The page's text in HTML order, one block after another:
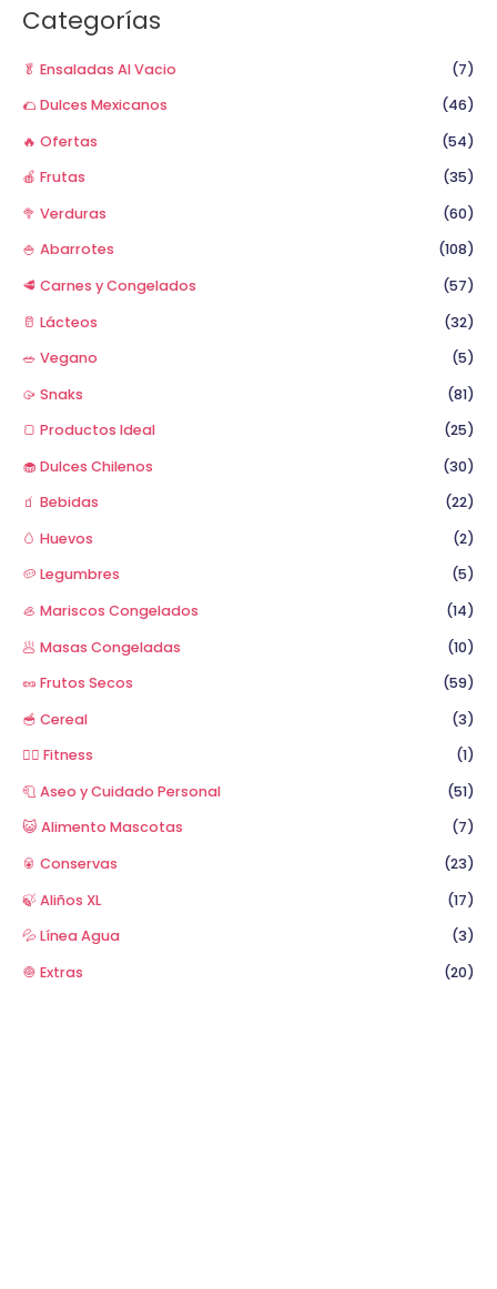
a
p
Categorías
🥬 Ensaladas Al Vacio
(7)
🌮 Dulces Mexicanos
(46)
🔥 Ofertas
(54)
🍎 Frutas
(35)
🥦 Verduras
(60)
🍚 Abarrotes
(108)
🥩 Carnes y Congelados
(57)
🥛 Lácteos
(32)
🥗 Vegano
(5)
🥠 Snaks
(81)
🍞 Productos Ideal
(25)
🧁 Dulces Chilenos
(30)
🧃 Bebidas
(22)
🥚 Huevos
(2)
🥔 Legumbres
(5)
🦪 Mariscos Congelados
(14)
🥟 Masas Congeladas
(10)
🥜 Frutos Secos
(59)
🥣 Cereal
(3)
🏋️‍♂️ Fitness
(1)
🧻 Aseo y Cuidado Personal
(51)
😺 Alimento Mascotas
(7)
🥫 Conservas
(23)
🍃 Aliños XL
(17)
💦 Línea Agua
(3)
🧅 Extras
(20)